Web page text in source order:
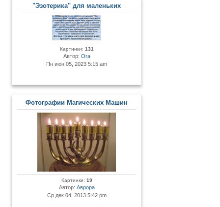
"Эзотерика" для маленьких
Картинки: 131
Автор: Ora
Пн июн 05, 2023 5:15 am
Фотографии Магических Машин
Картинки: 19
Автор: Аврора
Ср дек 04, 2013 5:42 pm